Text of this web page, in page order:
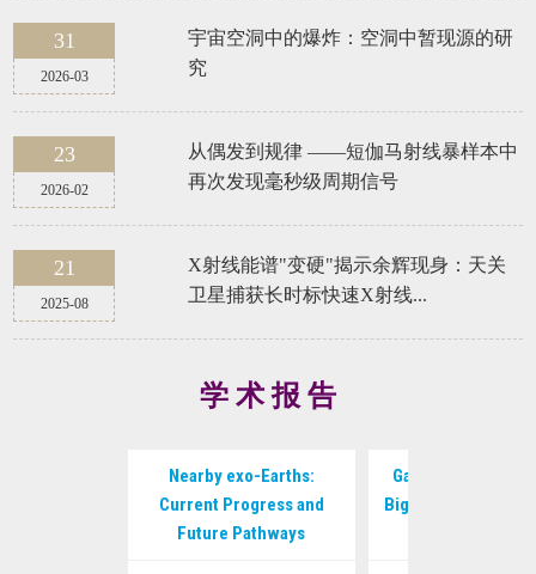
31
2026-03
宇宙空洞中的爆炸：空洞中暂现源的研
究
23
2026-02
​从偶发到规律 ——短伽马射线暴样本中
再次发现毫秒级周期信号
21
2025-08
X射线能谱"变硬"揭示余辉现身：天关
卫星捕获长时标快速X射线...
学 术 报 告
Nearby exo-Earths:
Current Progress and
Future Pathways
Galaxy Formation
Big Picture of the